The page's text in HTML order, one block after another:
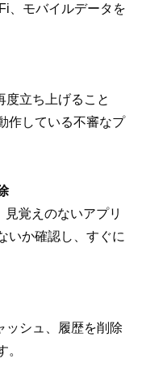
、モバイルデータを
度立ち上げること
作している不審なプ
覚えのないアプリ
いか確認し、すぐに
ッシュ、履歴を削除
。